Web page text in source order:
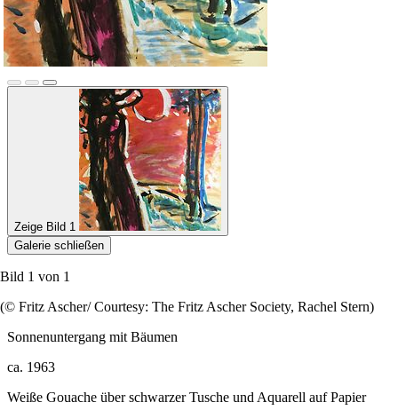
Zeige Bild 1
Galerie schließen
Bild 1 von 1
(© Fritz Ascher/ Courtesy: The Fritz Ascher Society, Rachel Stern)
Sonnenuntergang mit Bäumen
ca. 1963
Weiße Gouache über schwarzer Tusche und Aquarell auf Papier